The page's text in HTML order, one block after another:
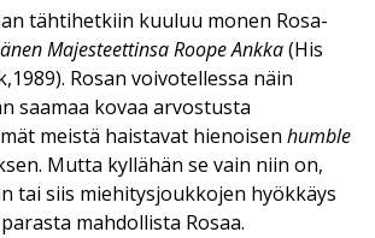
tähtihetkiin kuuluu monen Rosa-
Majesteettinsa Roope Ankka(His
Rosan voivotellessa näin
saamaa kovaa arvostusta
meistä haistavat hienoisen humble
Mutta kyllähän se vain niin on,
tai siis miehitysjoukkojen hyökkäys
mahdollista Rosaa.